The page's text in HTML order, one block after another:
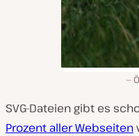
SVG-Dateien gibt es
Prozent aller Webseiten